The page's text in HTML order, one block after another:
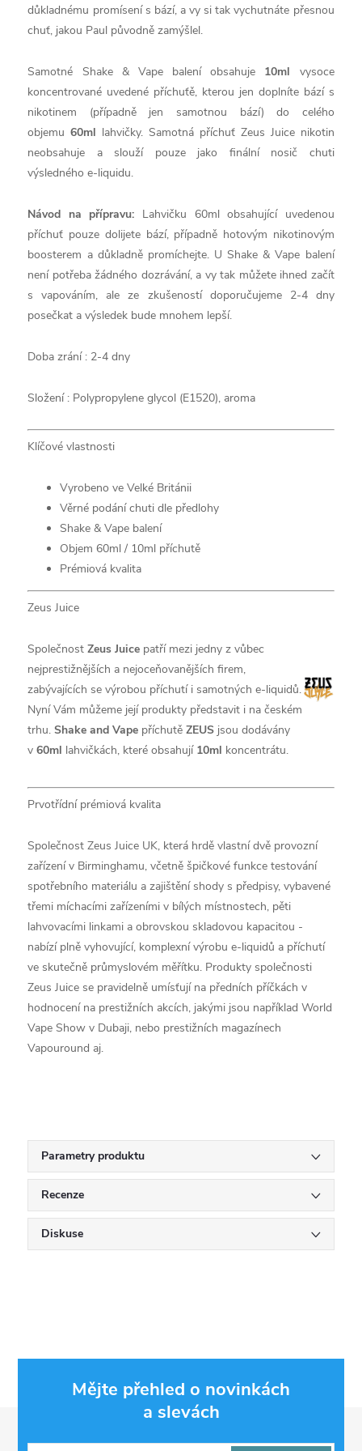
důkladnému promísení s bází, a vy si tak vychutnáte přesnou
chuť, jakou Paul původně zamýšlel.
Samotné Shake & Vape balení obsahuje 10ml
vysoce
koncentrované uvedené příchuťě, kterou jen doplníte bází s
nikotinem (případně jen samotnou bází) do celého
objemu 60ml lahvičky. Samotná příchuť Zeus Juice nikotin
neobsahuje a slouží pouze jako finální nosič chuti
výsledného e-liquidu.
Návod na přípravu: Lahvičku 60ml obsahující uvedenou
příchuť pouze dolijete bází, případně hotovým nikotinovým
boosterem a důkladně promíchejte. U Shake & Vape balení
není potřeba žádného dozrávání, a vy tak můžete ihned začít
s vapováním, ale ze zkušeností doporučujeme 2-4 dny
posečkat a výsledek bude mnohem lepší.
Doba zrání : 2-4 dny
Složení : Polypropylene glycol (E1520), aroma
Klíčové vlastnosti
Vyrobeno ve Velké Británii
Věrné podání chuti dle předlohy
Shake & Vape balení
Objem 60ml / 10ml příchutě
Prémiová kvalita
Zeus Juice
Společnost Zeus Juice patří mezi jedny z vůbec
nejprestižnějších a nejoceňovanějších firem,
zabývajících se výrobou příchutí i samotných e-liquidů.
Nyní Vám můžeme její produkty představit i na českém
trhu.Shake and Vape příchutě ZEUS jsou dodávány
v 60ml lahvičkách, které obsahují 10ml koncentrátu.
Prvotřídní prémiová kvalita
Společnost Zeus Juice UK, která hrdě vlastní dvě provozní
zařízení v Birminghamu, včetně špičkové funkce testování
spotřebního materiálu a zajištění shody s předpisy, vybavené
třemi míchacími zařízeními v bílých místnostech, pěti
lahvovacími linkami a obrovskou skladovou kapacitou -
nabízí plně vyhovující, komplexní výrobu e-liquidů a příchutí
ve skutečně průmyslovém měřítku. Produkty společnosti
Zeus Juice se pravidelně umísťují na předních příčkách v
hodnocení na prestižních akcích, jakými jsou například World
Vape Show v Dubaji, nebo prestižních magazínech
Vapouround aj.
Parametry produktu
Recenze
Diskuse
Mějte přehled o novinkách
a slevách